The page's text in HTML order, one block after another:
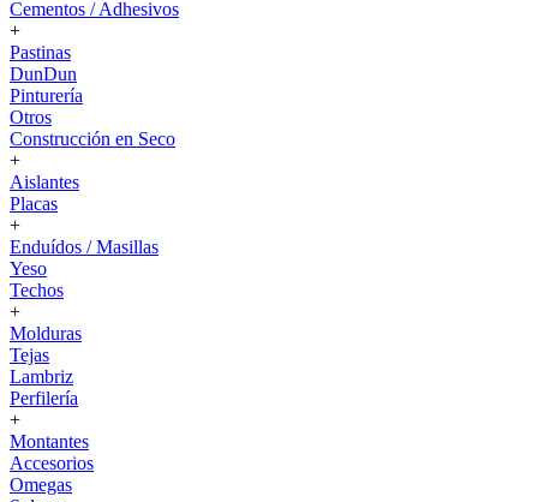
Cementos / Adhesivos
+
Pastinas
DunDun
Pinturería
Otros
Construcción en Seco
+
Aislantes
Placas
+
Enduídos / Masillas
Yeso
Techos
+
Molduras
Tejas
Lambriz
Perfilería
+
Montantes
Accesorios
Omegas